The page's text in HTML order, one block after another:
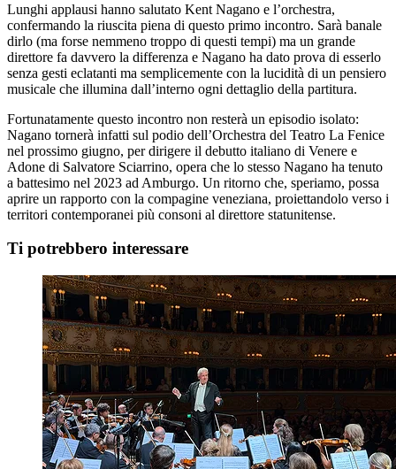
Lunghi applausi hanno salutato Kent Nagano e l’orchestra,
confermando la riuscita piena di questo primo incontro. Sarà banale
dirlo (ma forse nemmeno troppo di questi tempi) ma un grande
direttore fa davvero la differenza e Nagano ha dato prova di esserlo
senza gesti eclatanti ma semplicemente con la lucidità di un pensiero
musicale che illumina dall’interno ogni dettaglio della partitura.
Fortunatamente questo incontro non resterà un episodio isolato:
Nagano tornerà infatti sul podio dell’Orchestra del Teatro La Fenice
nel prossimo giugno, per dirigere il debutto italiano di Venere e
Adone di Salvatore Sciarrino, opera che lo stesso Nagano ha tenuto
a battesimo nel 2023 ad Amburgo. Un ritorno che, speriamo, possa
aprire un rapporto con la compagine veneziana, proiettandolo verso i
territori contemporanei più consoni al direttore statunitense.
Ti potrebbero interessare